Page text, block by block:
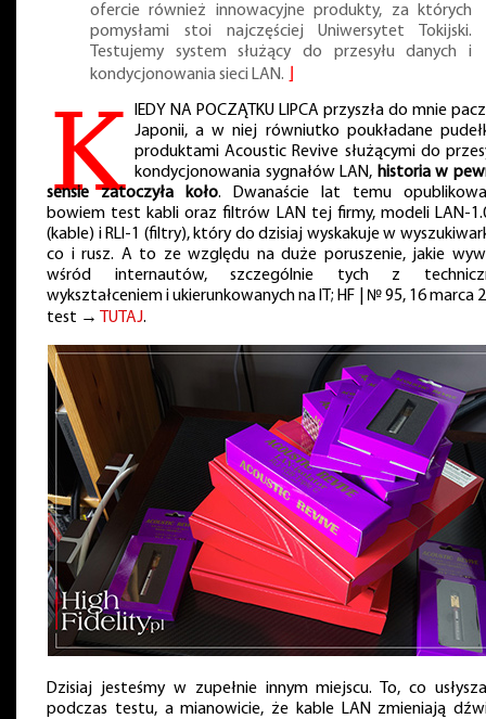
ofercie również innowacyjne produkty, za których
pomysłami stoi najczęściej Uniwersytet Tokijski.
Testujemy system służący do przesyłu danych i
kondycjonowania sieci LAN.
K IEDY NA POCZĄTKU LIPCA przyszła do mnie
Japonii, a w niej równiutko poukładane
produktami Acoustic Revive służącymi do
kondycjonowania sygnałów LAN, historia w
sensie zatoczyła koło. Dwanaście lat temu
bowiem test kabli oraz filtrów LAN tej firmy, modeli LAN-
(kable) i RLI-1 (filtry), który do dzisiaj wyskakuje w
co i rusz. A to ze względu na duże poruszenie, jakie
wśród internautów, szczególnie tych z
wykształceniem i ukierunkowanych na IT; HF | № 95, 16 marca
test → TUTAJ.
Dzisiaj jesteśmy w zupełnie innym miejscu. To, co
podczas testu, a mianowicie, że kable LAN zmieniają